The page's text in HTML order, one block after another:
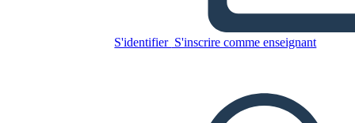
S'identifier S'inscrire comme enseignant
LIRE LE DIAPORAMA